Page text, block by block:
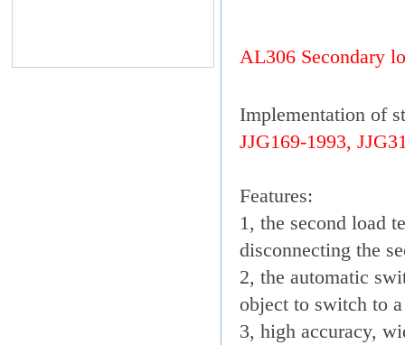
AL306 Secondary
Implementation of
JJG169-1993,
Features:
1, the second load
disconnecting the
2, the automatic
object to switch to
3, high accuracy,